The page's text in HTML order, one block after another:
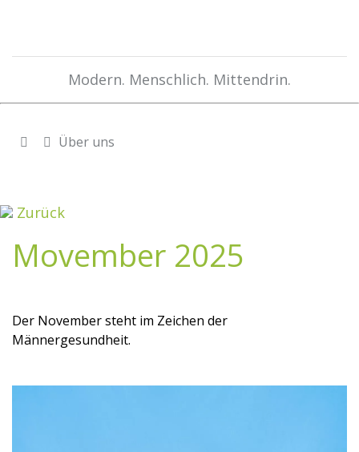
Modern. Menschlich. Mittendrin.
Über uns
Zurück
Movember 2025
Der November steht im Zeichen der
Männergesundheit.